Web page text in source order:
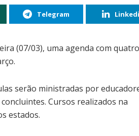
Telegram
(07/03), uma agenda com quatro
serão ministradas por
Cursos realizados na
estados.